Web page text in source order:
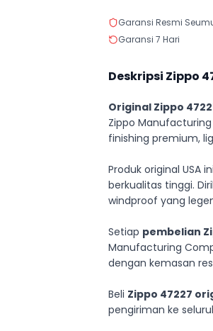
Garansi Resmi
Garansi 7 Hari
Deskripsi Zippo
Original Zippo
Zippo
finishing premium,
Produk original USA
berkualitas tinggi.
windproof yang
Setiap pembelian
Manufacturing
dengan kemasan
Beli Zippo 47227
pengiriman ke